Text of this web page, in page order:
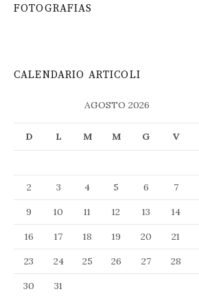
FOTOGRAFIAS
CALENDARIO ARTICOLI
AGOSTO 2026
D L M M G V
2
3 4 5 6 7
9
10 11 12 13 14
16
17 18 19 20 21
23
24 25 26 27 28
30
31